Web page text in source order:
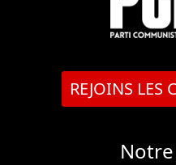
REJOINS LES